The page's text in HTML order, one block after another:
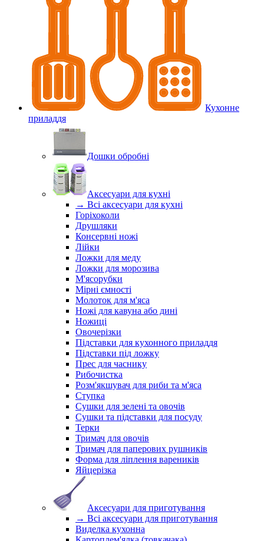
Кухонне
приладдя
Дошки обробні
Аксесуари для кухні
→ Всі аксесуари для кухні
Горіхоколи
Друшляки
Консервні ножі
Лійки
Ложки для меду
Ложки для морозива
М'ясорубки
Мірні ємності
Молоток для м'яса
Ножі для кавуна або дині
Ножиці
Овочерізки
Підставки для кухонного приладдя
Підставки під ложку
Прес для часнику
Рибочистка
Розм'якшувач для риби та м'яса
Ступка
Сушки для зелені та овочів
Сушки та підставки для посуду
Терки
Тримач для овочів
Тримач для паперових рушників
Форма для ліплення вареників
Яйцерізка
Аксесуари для приготування
→ Всі аксесуари для приготування
Виделка кухонна